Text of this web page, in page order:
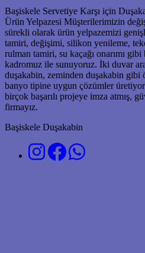
Başiskele Servetiye Karşı için
Ürün Yelpazesi Müşterilerimizin
sürekli olarak ürün yelpazemizi
tamiri, değişimi, silikon yenileme,
rulman tamiri, su kaçağı onarımı
kadromuz ile sunuyoruz. İki duvar
duşakabin, zeminden duşakabin gibi
banyo tipine uygun çözümler
birçok başarılı projeye imza atmış,
firmayız.
Başiskele Duşakabin